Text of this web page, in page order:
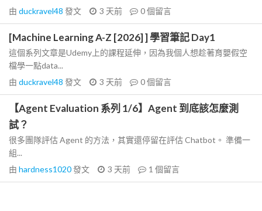
由 duckravel48 發文 3 天前 0個留言
[Machine Learning A-Z [2026] ] 學習筆記 Day1
這個系列文章是Udemy上的課程延伸，因為我個人想趁著育嬰假空
檔學一點data...
由 duckravel48 發文 3 天前 0個留言
【Agent Evaluation 系列 1/6】Agent 到底該怎麼測
試？
很多團隊評估 Agent 的方法，其實還停留在評估 Chatbot。 準備一
組...
由 hardness1020發文 3 天前 1 個留言